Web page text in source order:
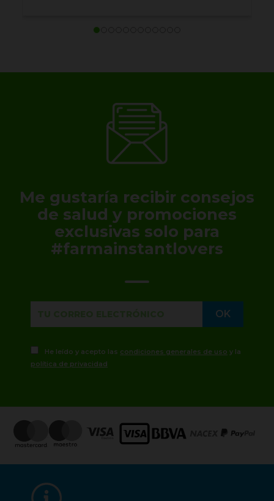
Me gustaría recibir consejos
de salud y promociones
exclusivas solo para
#farmainstantlovers
He leído y acepto las condiciones generales de uso y la
política de privacidad